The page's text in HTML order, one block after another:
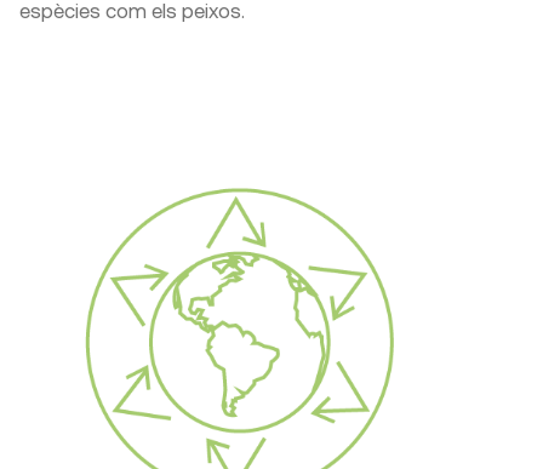
espècies com els peixos.